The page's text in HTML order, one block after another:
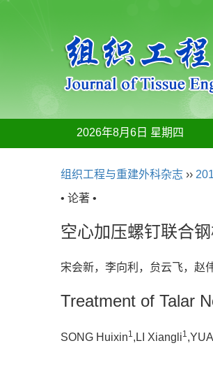
2026年8月6日 星期四
组织工程与重建外科杂志 ››
• 论著 •
空心加压螺钉联合
宋会新，李向利，贠云飞，赵
Treatment of Talar
SONG Huixin1 ,LI Xiangli1